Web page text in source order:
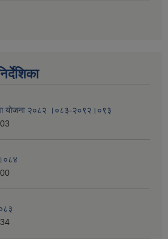
योजना २०८२ ।०८३-२०९२।०९३